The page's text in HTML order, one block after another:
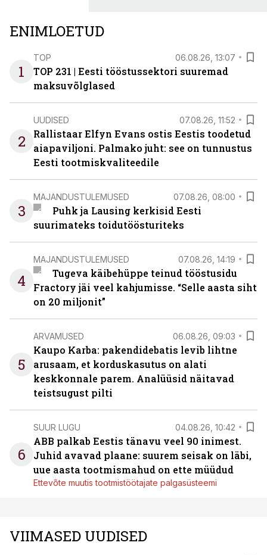
ENIMLOETUD
1
TOP 06.08.26, 13:07
TOP 231 | Eesti tööstussektori suuremad
maksuvõlglased
2
UUDISED 07.08.26, 11:52
Rallistaar Elfyn Evans ostis Eestis toodetud
aiapaviljoni. Palmako juht: see on tunnustus
Eesti tootmiskvaliteedile
3
MAJANDUSTULEMUSED 07.08.26, 08:00
Puhk ja Lausing kerkisid Eesti
suurimateks toidutöösturiteks
4
MAJANDUSTULEMUSED 07.08.26, 14:19
Tugeva käibehüppe teinud tööstusidu
Fractory jäi veel kahjumisse. “Selle aasta siht
on 20 miljonit”
5
ARVAMUSED 06.08.26, 09:03
Kaupo Karba: pakendidebatis levib lihtne
arusaam, et korduskasutus on alati
keskkonnale parem. Analüüsid näitavad
teistsugust pilti
6
SUUR LUGU 04.08.26, 10:42
ABB palkab Eestis tänavu veel 90 inimest.
Juhid avavad plaane: suurem seisak on läbi,
uue aasta tootmismahud on ette müüdud
Ettevõte muutis tootmistöötajate palgasüsteemi
VIIMASED UUDISED